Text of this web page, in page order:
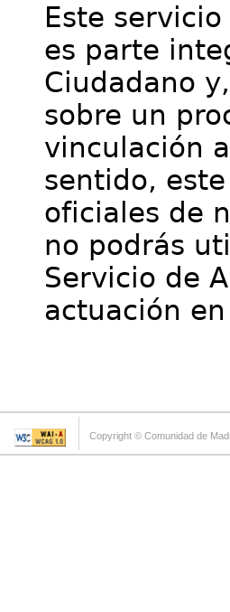
Este
es parte
Ciudadano
sobre un
vinculación
sentido,
oficiales de
no podrás
Servicio de
actuación
Copyright © Comunidad de